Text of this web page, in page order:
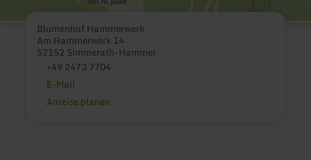
Blumenhof Hammerwerk
Am Hammerwerk 14
52152 Simmerath-Hammer
+49 2473 7704
E-Mail
Anreise planen